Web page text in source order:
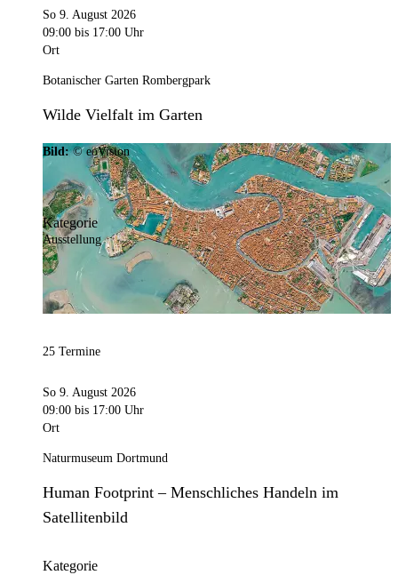
So 9. August 2026
09:00 bis 17:00 Uhr
Ort
Botanischer Garten Rombergpark
Wilde Vielfalt im Garten
Bild:© eoVision
Kategorie
Ausstellung
25 Termine
So 9. August 2026
09:00 bis 17:00 Uhr
Ort
Naturmuseum Dortmund
Human Footprint – Menschliches Handeln im
Satellitenbild
Kategorie